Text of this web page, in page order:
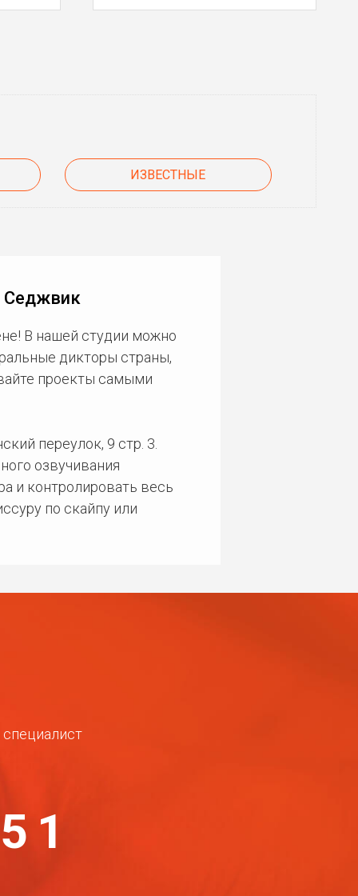
ИЗВЕСТНЫЕ
Седжвик
В нашей студии можно
дикторы страны,
проекты самыми
переулок, 9 стр. 3.
озвучивания
и контролировать весь
по скайпу или